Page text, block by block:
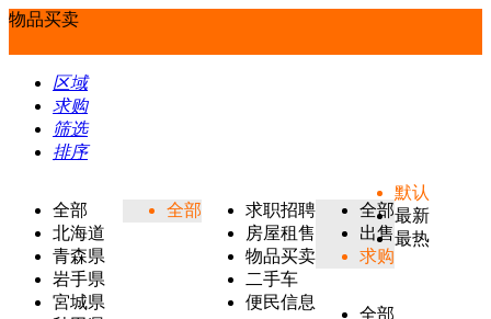
物品买卖
区域
求购
筛选
排序
全部
北海道
青森県
岩手県
宮城県
全部
求职招聘
房屋租售
物品买卖
二手车
便民信息
全部
出售
求购
全部
默认
最新
最热